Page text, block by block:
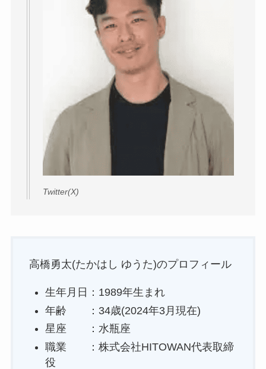
Twitter(X)
高橋勇太(たかはし ゆうた)のプロフィール
生年月日：1989年生まれ
年齢 ：34歳(2024年3月現在)
星座 ：水瓶座
職業 ：株式会社HITOWAN代表取締
役